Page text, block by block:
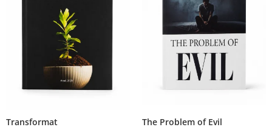
Transformat The Problem of Evil